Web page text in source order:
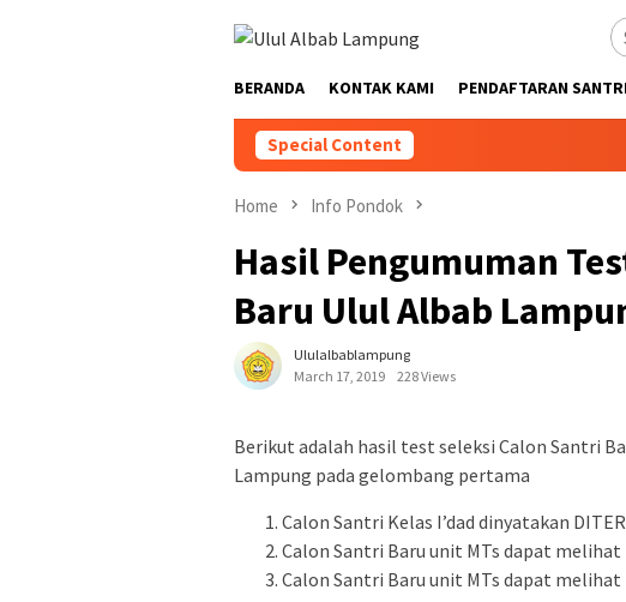
BERANDA KONTAK KAMI PENDAFTARAN
Special Content
Home Info Pondok
Hasil Pengumuman
Baru Ulul Albab
Ululalbablampung
March 17, 2019
228 Views
Berikut adalah hasil test seleksi Calon Santri
Lampung pada gelombang pertama
Calon Santri Kelas I’dad dinyatakan
Calon Santri Baru unit MTs dapat
Calon Santri Baru unit MTs dapat